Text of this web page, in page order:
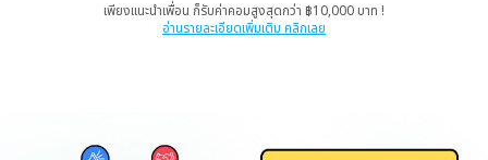
เพียงแนะนำเพื่อน ก็รับค่าคอมสูงสุดกว่า ฿10,000 บาท !
อ่านรายละเอียดเพิ่มเติม คลิกเลย